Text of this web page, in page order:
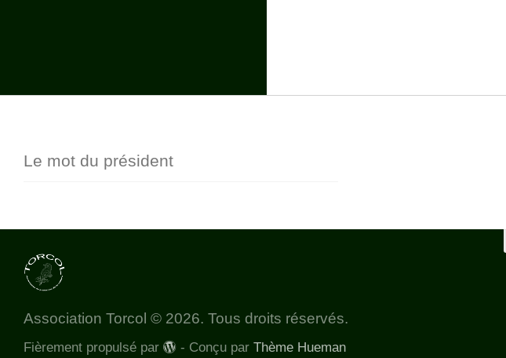
Le mot du président
Association Torcol © 2026. Tous droits réservés.
Fièrement propulsé par - Conçu par Thème Hueman